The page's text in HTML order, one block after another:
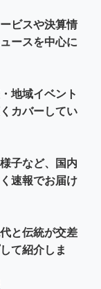
ビスや決算情
ースを中心に
地域イベント
カバーしてい
子など、国内
速報でお届け
と伝統が交差
て紹介しま